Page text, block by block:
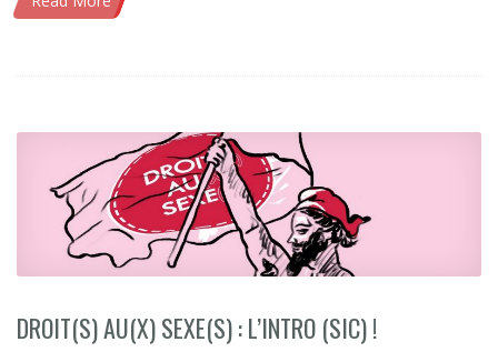
DROIT(S) AU(X) SEXE(S) : L’INTRO (SIC) !